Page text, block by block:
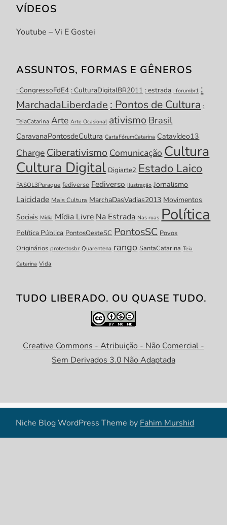
VÍDEOS
Youtube – Vi E Gostei
ASSUNTOS, FORMAS E GÊNEROS
: CongressoFdE4 : CulturaDigitalBR2011 : estrada : forumbr1 :
MarchadaLiberdade : Pontos de Cultura :
TeiaCatarina Arte Arte Ocasional ativismo Brasil
CaravanaPontosdeCultura CartaFórumCatarina Catavídeo13
Charge Ciberativismo Comunicação Cultura
Cultura Digital Digiarte2 Estado Laico
FASOL3Puraque fediverse Fediverso Ilustração Jornalismo
Laicidade Mais Cultura MarchaDasVadias2013 Movimentos
Sociais Mídia Mídia Livre Na Estrada Nas ruas Política
Política Pública PontosOesteSC PontosSC Povos
Originários protestosbr Quarentena rango SantaCatarina Teia
Catarina Vida
TUDO LIBERADO. OU QUASE TUDO.
Creative Commons - Atribuição - Não Comercial -
Sem Derivados 3.0 Não Adaptada
Niche Blog WordPress Theme by Fahim Murshid